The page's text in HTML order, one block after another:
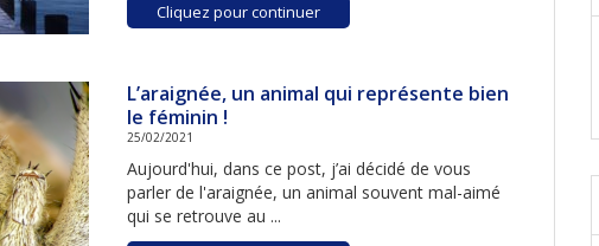
Cliquez pour continuer
L’araignée, un animal qui représente bien
le féminin !
25/02/2021
Aujourd'hui, dans ce post, j’ai décidé de vous
parler de l'araignée, un animal souvent mal-aimé
qui se retrouve au ...